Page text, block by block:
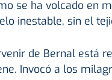
se ha volcado en
inestable, sin el
de Bernal está
Invocó a los